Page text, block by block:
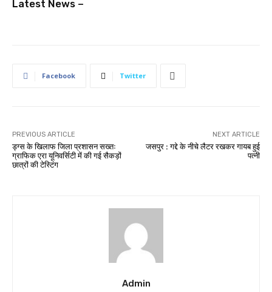
Latest News –
Facebook Twitter
PREVIOUS ARTICLE
ड्ग्स के खिलाफ जिला प्रशासन सख्तः
ग्राफिक एरा यूनिवर्सिटी में की गई सैकड़ों
छात्रों की टेस्टिंग
NEXT ARTICLE
जसपुर : गद्दे के नीचे लैटर रखकर गायब हुई
पत्नी
Admin